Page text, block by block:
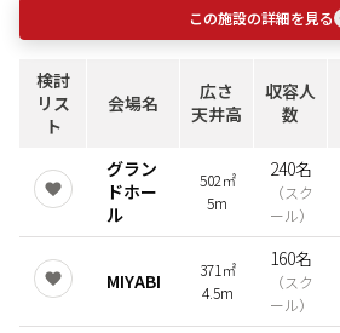
この施設の詳細を見る
検討
リス
ト
会場名
広さ
天井高
収容人
数
グラン
ドホー
ル
502㎡
5m
240名
（スク
ール）
MIYABI
371㎡
4.5m
160名
（スク
ール）